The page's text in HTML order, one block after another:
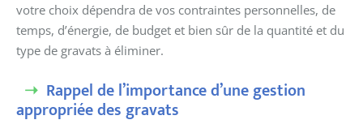
votre choix dépendra de vos contraintes personnelles, de
temps, d’énergie, de budget et bien sûr de la quantité et du
type de gravats à éliminer.
Rappel de l’importance d’une gestion
appropriée des gravats